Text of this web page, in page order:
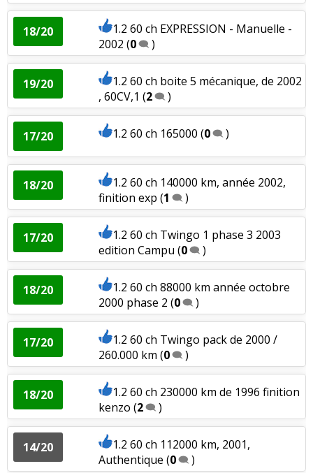
18/20
1.2 60 ch EXPRESSION - Manuelle -
2002 (0 )
19/20
1.2 60 ch boite 5 mécanique, de 2002
, 60CV,1 (2 )
17/20 1.2 60 ch 165000 (0 )
18/20
1.2 60 ch 140000 km, année 2002,
finition exp (1 )
17/20
1.2 60 ch Twingo 1 phase 3 2003
edition Campu (0 )
18/20
1.2 60 ch 88000 km année octobre
2000 phase 2 (0 )
17/20
1.2 60 ch Twingo pack de 2000 /
260.000 km (0 )
18/20
1.2 60 ch 230000 km de 1996 finition
kenzo (2 )
14/20
1.2 60 ch 112000 km, 2001,
Authentique (0 )